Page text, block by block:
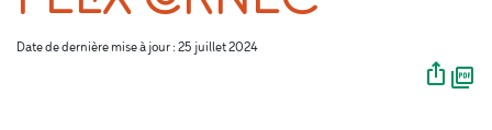
Date de dernière mise à jour : 25 juillet 2024